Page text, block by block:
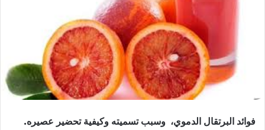
فوائد البرتقال الدموي، وسبب تسميته وكيفية تحضير عصيره.